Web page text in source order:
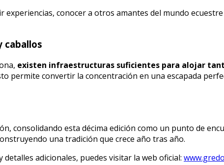
conocer a otros amantes del mundo
caballos
existen infraestructuras suficientes para alojar
permite convertir la concentración en una escapada
consolidando esta décima edición como un punto de
una tradición que crece año tras año.
adicionales, puedes visitar la web oficial: